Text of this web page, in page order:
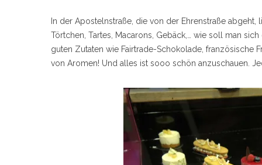
In der Apostelnstraße, die von der Ehrenstraße abgeht,
Törtchen, Tartes, Macarons, Gebäck,… wie soll man
guten Zutaten wie Fairtrade-Schokolade, französische
von Aromen! Und alles ist sooo schön anzuschauen.